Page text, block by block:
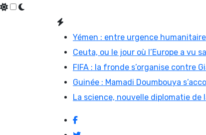
Yémen : entre urgence
Ceuta, ou le jour où l’Europe a vu
FIFA : la fronde s’organise contre
Guinée : Mamadi Doumbouya
La science, nouvelle diplomatie de